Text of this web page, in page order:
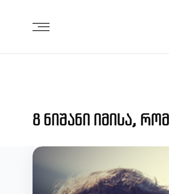
8 ნიშანი იმისა,